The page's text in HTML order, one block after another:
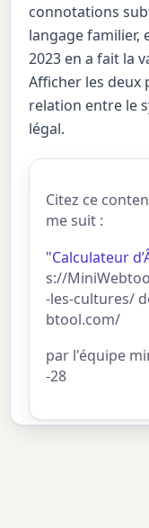
connotations
langage familier,
2023 en a fait la
Afficher les deux
relation entre le
légal.
Citez ce
me suit :
"Calculateur
s://
-les-cultures/
btool.com/
par l'équipe
-28